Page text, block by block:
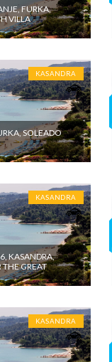
FURKA,
VILLA
KASANDRA
SOLEADO
KASANDRA
KASANDRA,
THE GREAT
KASANDRA